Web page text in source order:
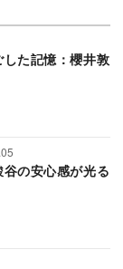
た記憶：櫻井敦
谷の安心感が光る